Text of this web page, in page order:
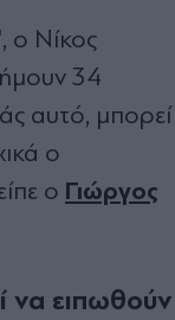
ο Νίκος
34
αυτό, μπορεί
ο
ο Γιώργος
να ειπωθούν